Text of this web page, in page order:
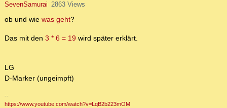
SevenSamurai 2863 Views
ob und wie was geht?
Das mit den 3 * 6 = 19 wird später erklärt.
LG
D-Marker (ungeimpft)
--
https://www.youtube.com/watch?v=LqB2b223mOM